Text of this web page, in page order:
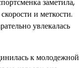
и меткости.
увлекалась
к молодежной